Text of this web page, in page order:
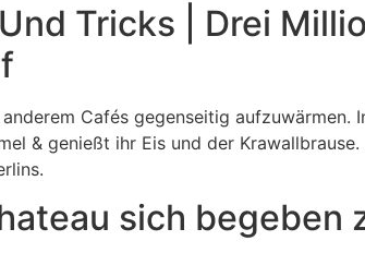
Tricks | Drei
Cafés gegenseitig aufzuwärmen.
& genießt ihr Eis und der
sich begeben